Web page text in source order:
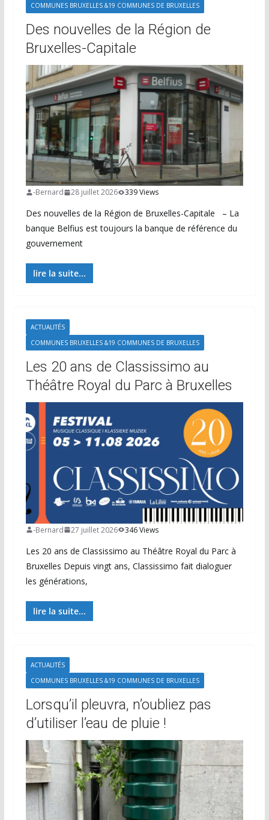
COMMUNES BRUXELLES &19 COMMUNES DE BRUXELLES
Des nouvelles de la Région de
Bruxelles-Capitale
-Bernard 28 juillet 2026 339 Views
Des nouvelles de la Région de Bruxelles-Capitale – La
banque Belfius est toujours la banque de référence du
gouvernement
lire la suite...
ACTUALITÉS
COMMUNES BRUXELLES &19 COMMUNES DE BRUXELLES
Les 20 ans de Classissimo au
Théâtre Royal du Parc à Bruxelles
-Bernard 27 juillet 2026 346 Views
Les 20 ans de Classissimo au Théâtre Royal du Parc à
Bruxelles Depuis vingt ans, Classissimo fait dialoguer
les générations,
lire la suite...
ACTUALITÉS
COMMUNES BRUXELLES &19 COMMUNES DE BRUXELLES
Lorsqu’il pleuvra, n’oubliez pas
d’utiliser l’eau de pluie !